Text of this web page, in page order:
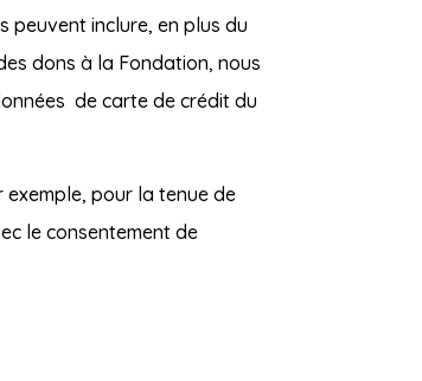
peuvent inclure, en plus du
dons à la Fondation, nous
de carte de crédit du
pour la tenue de
le consentement de